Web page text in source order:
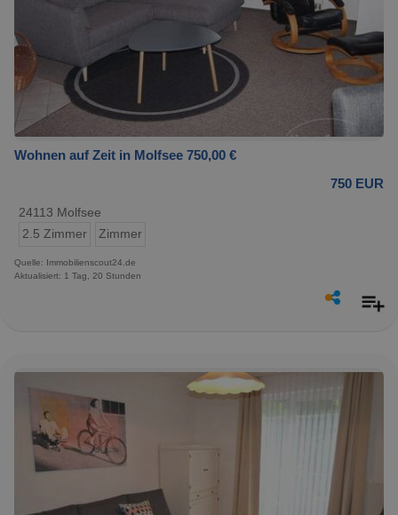
Wohnen auf Zeit in Molfsee 750,00 €
750 EUR
24113 Molfsee
2.5 Zimmer
Zimmer
Quelle: Immobilienscout24.de
Aktualisiert: 1 Tag, 20 Stunden